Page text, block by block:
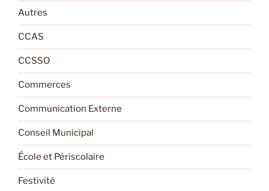
Autres
CCAS
CCSSO
Commerces
Communication Externe
Conseil Municipal
École et Périscolaire
Festivité